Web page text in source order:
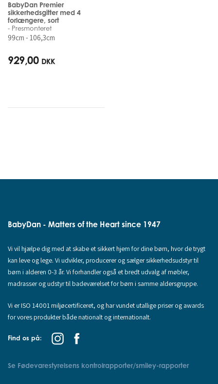
BabyDan Premier
sikkerhedsgitter med 4
forlængere, sort
- Presmonteret
99cm - 106,3cm
929,00 DKK
BabyDan - Matters of the Heart since 1947
Vi vil hjælpe dig med at skabe et sikkert hjem for dine børn, hvor de trygt
kan leve og lege. Vi udvikler, producerer og sælger sikkerhedsudstyr til
børn i alderen 0-3 år. Vi forhandler også et bredt udvalg af møbler,
madrasser og udstyr til badeværelset for børn i samme aldersgruppe.
Vi er ISO 14001 miljøcertificeret, og har vundet utallige priser og awards
for vores produkter både nationalt og internationalt.
Find os på:
Se Fødevarestyrelsens kontrolrapporter/smiley-rapporter